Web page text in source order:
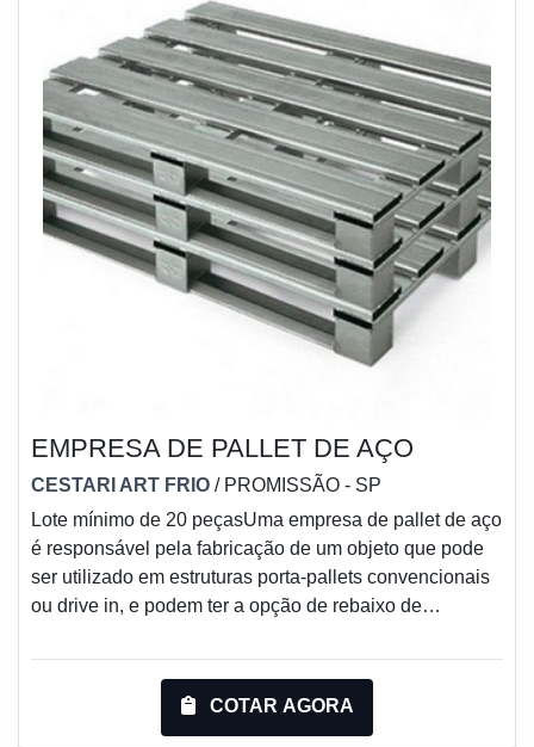
EMPRESA DE PALLET DE AÇO
CESTARI ART FRIO / PROMISSÃO - SP
Lote mínimo de 20 peçasUma empresa de pallet de aço
é responsável pela fabricação de um objeto que pode
ser utilizado em estruturas porta-pallets convencionais
ou drive in, e podem ter a opção de rebaixo de
estruturas também utilizam o pallet, como Gaiolas
aramadas que contam com um sistema de encaixe
permitindo a montagem das mesmas sobre o
COTAR AGORA